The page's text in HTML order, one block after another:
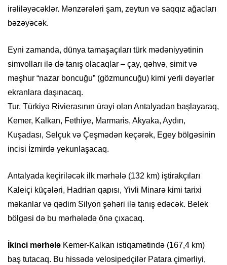
irəliləyəcəklər. Mənzərələri şam, zeytun və saqqız ağacları
bəzəyəcək.
Eyni zamanda, dünya tamaşaçıları türk mədəniyyətinin
simvolları ilə də tanış olacaqlar – çay, qəhvə, simit və
məşhur “nazar boncuğu” (gözmuncuğu) kimi yerli dəyərlər
ekranlara daşınacaq.
Tur, Türkiyə Rivierasının ürəyi olan Antalyadan başlayaraq,
Kemer, Kalkan, Fethiye, Marmaris, Akyaka, Aydın,
Kuşadası, Selçuk və Çeşmədən keçərək, Egey bölgəsinin
incisi İzmirdə yekunlaşacaq.
Antalyada keçiriləcək ilk mərhələ (132 km) iştirakçıları
Kaleiçi küçələri, Hadrian qapısı, Yivli Minarə kimi tarixi
məkanlar və qədim Silyon şəhəri ilə tanış edəcək. Belek
bölgəsi də bu mərhələdə önə çıxacaq.
İkinci mərhələ Kemer-Kalkan istiqamətində (167,4 km)
baş tutacaq. Bu hissədə velosipedçilər Patara çimərliyi,